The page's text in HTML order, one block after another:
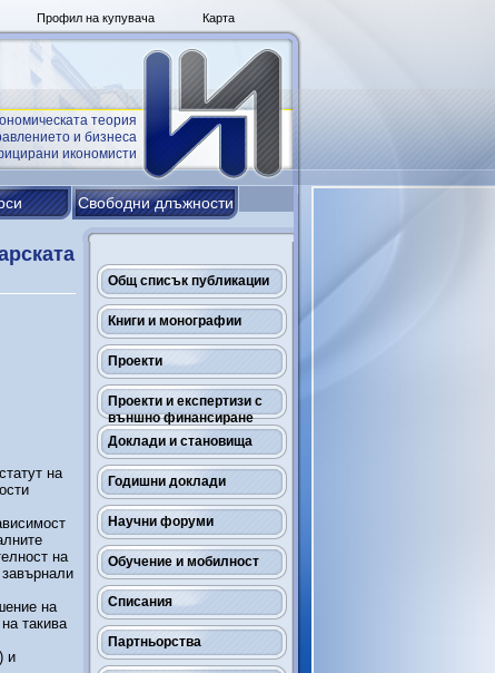
Карта
Профил на купувача
теория
и бизнеса
икономисти
Свободни длъжности
Общ списък публикации
Книги и монографии
Проекти
Проекти и експертизи с
външно финансиране
Доклади и становища
Годишни доклади
Научни форуми
Обучение и мобилност
Списания
Партньорства
на
на
на
такива
и